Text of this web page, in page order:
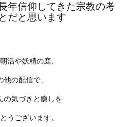
年信仰してきた宗教の考
だと思います
活や妖精の庭、
他の配信で、
の気づきと癒しを
うございます。